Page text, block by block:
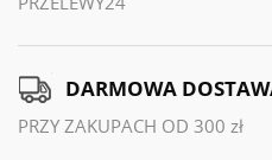
DARMOWA
PRZY ZAKUPACH OD 300 zł